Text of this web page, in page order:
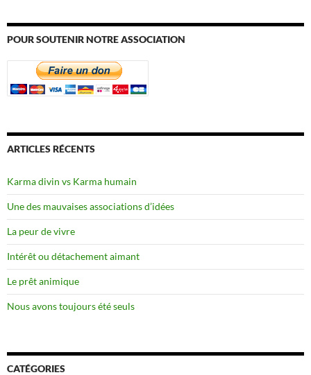
POUR SOUTENIR NOTRE ASSOCIATION
ARTICLES RÉCENTS
Karma divin vs Karma humain
Une des mauvaises associations d’idées
La peur de vivre
Intérêt ou détachement aimant
Le prêt animique
Nous avons toujours été seuls
CATÉGORIES